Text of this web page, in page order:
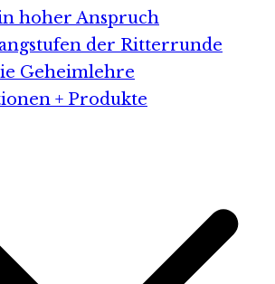
hoher Anspruch
der Ritterrunde
Geheimlehre
+ Produkte